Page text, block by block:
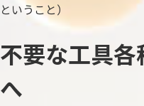
ということ）
不要な工具
へ